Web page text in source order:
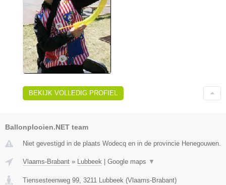
BEKIJK VOLLEDIG PROFIEL
Ballonplooien.NET team
Niet gevestigd in de plaats Wodecq en in de provincie Henegouwen.
Vlaams-Brabant » Lubbeek Google maps ▼
Tiensesteenweg 99, 3211 Lubbeek (Vlaams-Brabant)